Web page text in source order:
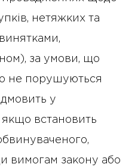
нетяжких та
за умови, що
не порушуються
у
якщо встановить
вимогам закону або